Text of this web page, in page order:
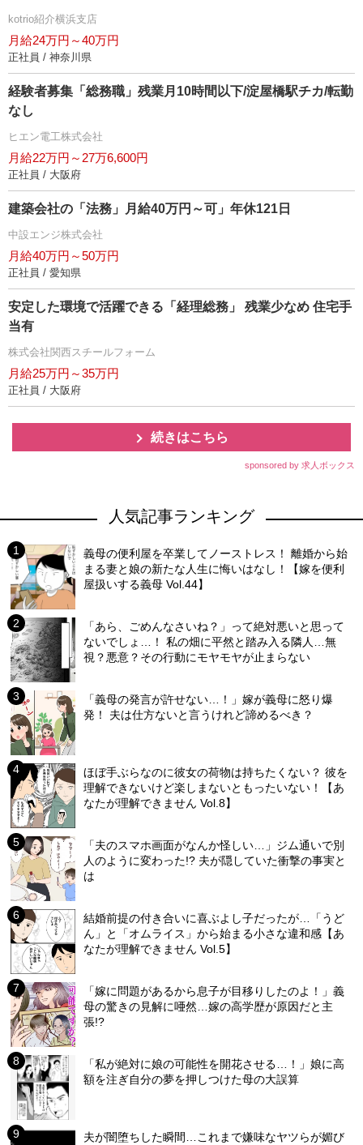
kotrio紹介横浜支店
月給24万円～40万円
正社員 / 神奈川県
経験者募集「総務職」残業月10時間以下/淀屋橋駅チカ/転勤
なし
ヒエン電工株式会社
月給22万円～27万6,600円
正社員 / 大阪府
建築会社の「法務」月給40万円～可」年休121日
中設エンジ株式会社
月給40万円～50万円
正社員 / 愛知県
安定した環境で活躍できる「経理総務」 残業少なめ 住宅手
当有
株式会社関西スチールフォーム
月給25万円～35万円
正社員 / 大阪府
続きはこちら
sponsored by 求人ボックス
人気記事ランキング
義母の便利屋を卒業してノーストレス！ 離婚から始
まる妻と娘の新たな人生に悔いはなし！【嫁を便利
屋扱いする義母 Vol.44】
「あら、ごめんなさいね？」って絶対悪いと思って
ないでしょ…！ 私の畑に平然と踏み入る隣人…無
視？悪意？その行動にモヤモヤが止まらない
「義母の発言が許せない…！」嫁が義母に怒り爆
発！ 夫は仕方ないと言うけれど諦めるべき？
ほぼ手ぶらなのに彼女の荷物は持ちたくない？ 彼を
理解できないけど楽しまないともったいない！【あ
なたが理解できません Vol.8】
「夫のスマホ画面がなんか怪しい…」ジム通いで別
人のように変わった!? 夫が隠していた衝撃の事実と
は
結婚前提の付き合いに喜ぶよし子だったが…「うど
ん」と「オムライス」から始まる小さな違和感【あ
なたが理解できません Vol.5】
「嫁に問題があるから息子が目移りしたのよ！」義
母の驚きの見解に唖然…嫁の高学歴が原因だと主
張!?
「私が絶対に娘の可能性を開花させる…！」娘に高
額を注ぎ自分の夢を押しつけた母の大誤算
夫が闇堕ちした瞬間…これまで嫌味なヤツらが媚び